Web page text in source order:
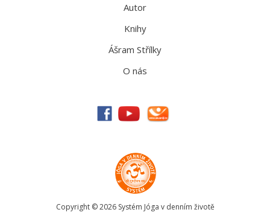
Autor
Knihy
Ášram Střílky
O nás
Copyright © 2026 Systém Jóga v denním životě